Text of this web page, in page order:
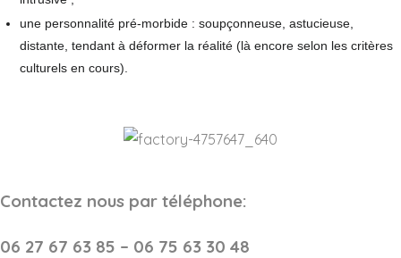
une personnalité pré-morbide : soupçonneuse, astucieuse,
distante, tendant à déformer la réalité (là encore selon les critères
culturels en cours).
Contactez nous par téléphone:
06 27 67 63 85 – 06 75 63 30 48